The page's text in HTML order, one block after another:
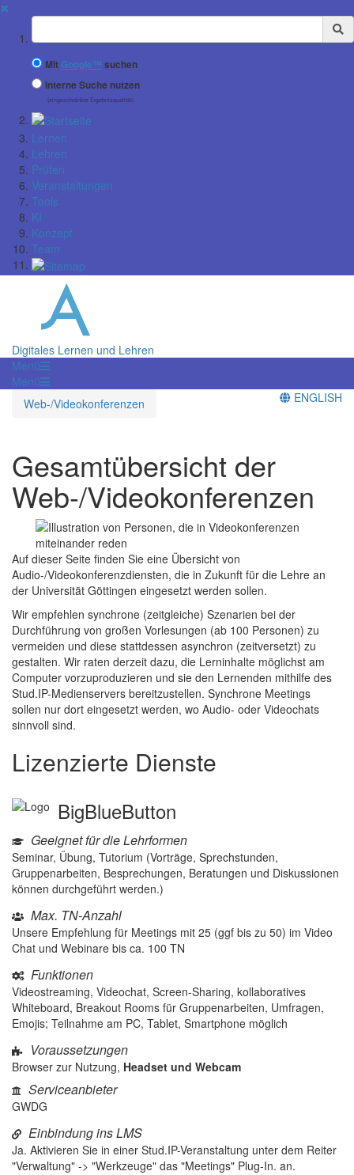
✖
Suchbegriff
Mit Google™ suchen
Interne Suche nutzen
(eingeschränkte Ergebnisqualität)
Lernen
Lehren
Prüfen
Veranstaltungen
Tools
KI
Konzept
Team
Digitales Lernen und Lehren
Menü
Menü
Web-/Videokonferenzen
ENGLISH
Gesamtübersicht der
Web-/Videokonferenzen
Auf dieser Seite finden Sie eine Übersicht von
Audio-/Videokonferenzdiensten, die in Zukunft für die Lehre an
der Universität Göttingen eingesetzt werden sollen.
Wir empfehlen synchrone (zeitgleiche) Szenarien bei der
Durchführung von großen Vorlesungen (ab 100 Personen) zu
vermeiden und diese stattdessen asynchron (zeitversetzt) zu
gestalten. Wir raten derzeit dazu, die Lerninhalte möglichst am
Computer vorzuproduzieren und sie den Lernenden mithilfe des
Stud.IP-Medienservers bereitzustellen. Synchrone Meetings
sollen nur dort eingesetzt werden, wo Audio- oder Videochats
sinnvoll sind.
Lizenzierte Dienste
BigBlueButton
Geeignet für die Lehrformen
Seminar, Übung, Tutorium (Vorträge, Sprechstunden,
Gruppenarbeiten, Besprechungen, Beratungen und Diskussionen
können durchgeführt werden.)
Max. TN-Anzahl
Unsere Empfehlung für Meetings mit 25 (ggf bis zu 50) im Video
Chat und Webinare bis ca. 100 TN
Funktionen
Videostreaming, Videochat, Screen-Sharing, kollaboratives
Whiteboard, Breakout Rooms für Gruppenarbeiten, Umfragen,
Emojis; Teilnahme am PC, Tablet, Smartphone möglich
Voraussetzungen
Browser zur Nutzung, Headset und Webcam
Serviceanbieter
GWDG
Einbindung ins LMS
Ja. Aktivieren Sie in einer Stud.IP-Veranstaltung unter dem Reiter
"Verwaltung" -> "Werkzeuge" das "Meetings" Plug-In. an.